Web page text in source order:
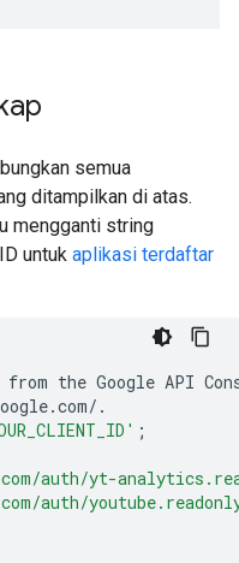
semua
ditampilkan di atas.
mengganti string
untuk aplikasi terdaftar
from the Google API
.com/.
;
auth/yt-
auth/